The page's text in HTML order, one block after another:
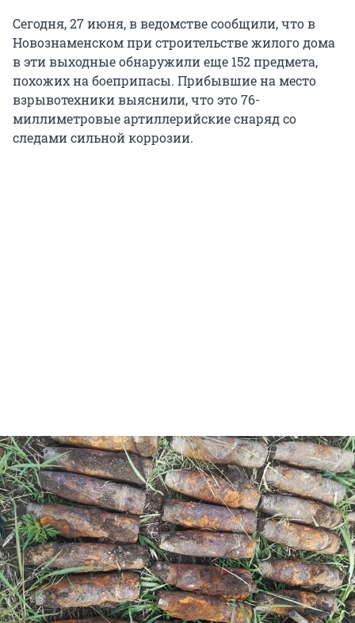
Сегодня, 27 июня, в ведомстве сообщили, что в
Новознаменском при строительстве жилого дома
в эти выходные обнаружили еще 152 предмета,
похожих на боеприпасы. Прибывшие на место
взрывотехники выяснили, что это 76-
миллиметровые артиллерийские снаряд со
следами сильной коррозии.